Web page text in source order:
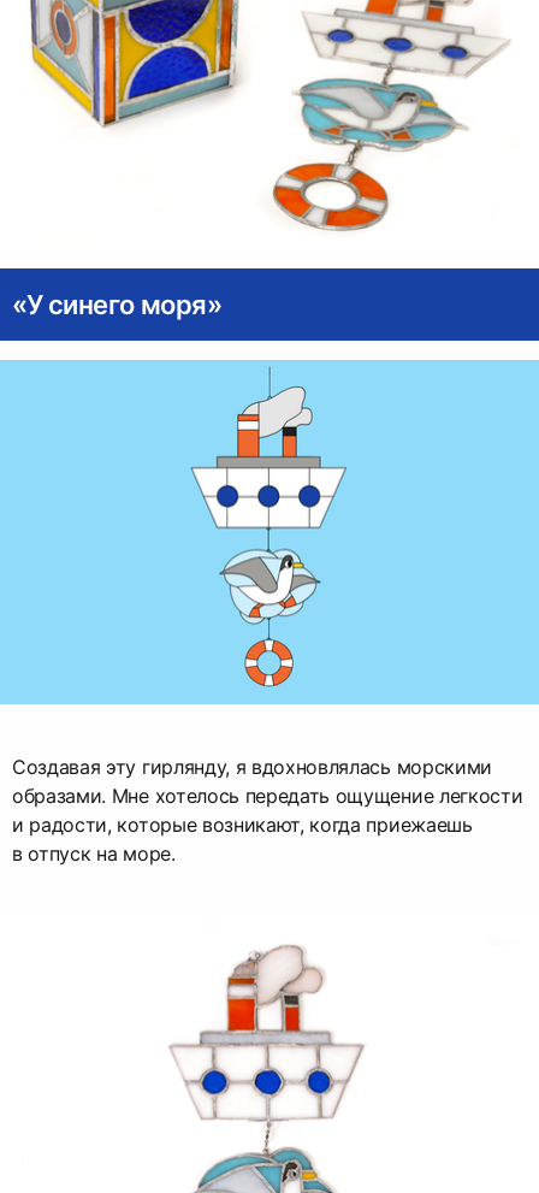
«У синего моря»
Создавая эту гирлянду, я вдохновлялась морскими
образами. Мне хотелось передать ощущение легкости
и радости, которые возникают, когда приежаешь
в отпуск на море.